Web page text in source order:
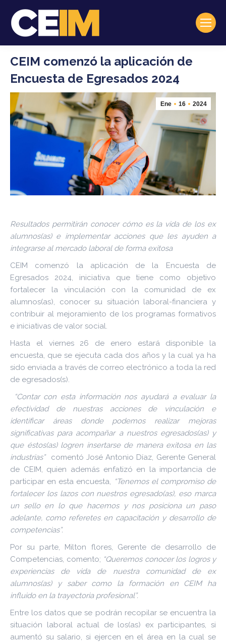
CEIM comenzó la aplicación de
Encuesta de Egresados 2024
Ene 16 2024
Resultados permitirán conocer cómo es la vida de los ex
alumnos(as) e implementar acciones que les ayuden a
integrarse al mercado laboral de forma exitosa
CEIM comenzó la aplicación de la Encuesta de
Egresados 2024, iniciativa que tiene como objetivo
fortalecer la vinculación con la comunidad de ex
alumnos(as), conocer su situación laboral-financiera y
contribuir al mejoramiento de los programas formativos
e iniciativas de valor social.
Hasta el viernes 26 de enero estará disponible la
encuesta, que se ejecuta cada dos años y la cual ya ha
sido enviada a través de correo electrónico a toda la red
de egresados(s).
“Contar con esta información nos ayudará a evaluar la
efectividad de nuestras acciones de vinculación e
identificar áreas donde podemos realizar mejoras
significativas para acompañar a nuestros egresados(as) y
que éstos(as) logren insertarse de manera exitosa en las
industrias” comentó José Antonio Díaz, Gerente General
de CEIM, quien además enfatizó en la importancia de
participar en esta encuesta, “Tenemos el compromiso de
fortalecer los lazos con nuestros egresado(as), eso marca
un sello en lo que hacemos y nos posiciona un paso
adelante, como referetes en capacitación y desarrollo de
competencias”.
Por su parte, Milton flores, Gerente de desarrollo de
Competencias, comento; “Queremos conocer los logros y
experiencias de vida de nuestra comunidad de ex
alumnos(as) y saber como la formación en CEIM ha
influido en la trayectoria profesional”.
Entre los datos que se podrán recopilar se encuentra la
situación laboral actual de los(as) ex participantes, si
aumentó su salario, si ejercen en el área en la cual se